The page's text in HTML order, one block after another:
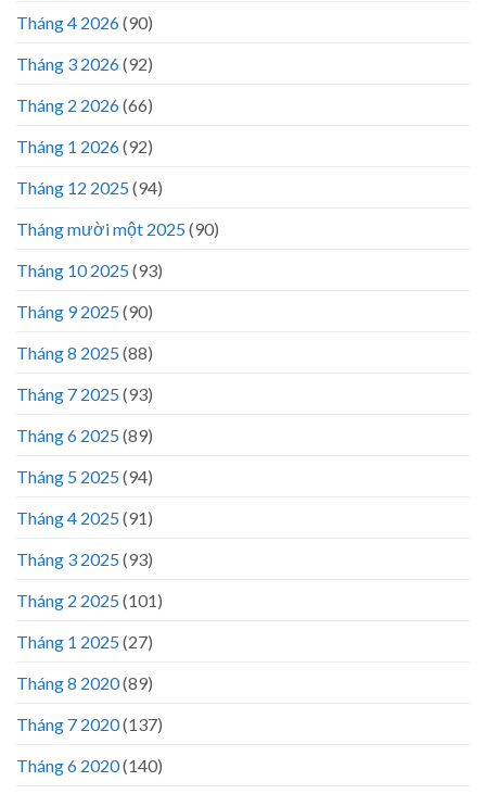
Tháng 4 2026(90)
Tháng 3 2026(92)
Tháng 2 2026(66)
Tháng 1 2026(92)
Tháng 12 2025(94)
Tháng mười một 2025(90)
Tháng 10 2025(93)
Tháng 9 2025(90)
Tháng 8 2025(88)
Tháng 7 2025(93)
Tháng 6 2025(89)
Tháng 5 2025(94)
Tháng 4 2025(91)
Tháng 3 2025(93)
Tháng 2 2025(101)
Tháng 1 2025(27)
Tháng 8 2020(89)
Tháng 7 2020(137)
Tháng 6 2020(140)